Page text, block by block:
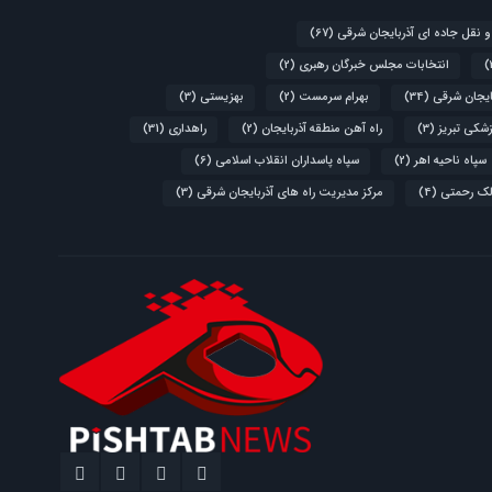
نقل جاده ای آذربایجان شرقی (67)
انتخابات مجلس خبرگان رهبری (2)
شرقی (34) بهرام سرمست (2) بهزیستی (3)
تبریز (3) راه آهن منطقه آذربایجان (2) راهداری (31)
سپاه ناحیه اهر (2) سپاه پاسداران انقلاب اسلامی (6)
رحمتی (4) مرکز مدیریت راه های آذربایجان شرقی (3)